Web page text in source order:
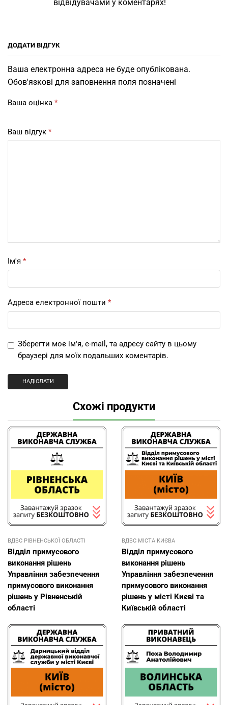
відвідувачами у коментарях!
ДОДАТИ ВІДГУК
Ваша електронна адреса не буде опублікована.
Обов'язкові для заповнення поля позначені
Ваша оцінка *
Ваш відгук *
Ім'я *
Адреса електронної пошти *
Зберегти моє ім'я, e-mail, та адресу сайту в цьому
браузері для моїх подальших коментарів.
Схожі продукти
ВДВС РІВНЕНСЬКОЇ ОБЛАСТІ
Відділ примусового
виконання рішень
Управління забезпечення
примусового виконання
рішень у Рівненській
області
ВДВС МІСТА КИЄВА
Відділ примусового
виконання рішень
Управління забезпечення
примусового виконання
рішень у місті Києві та
Київській області